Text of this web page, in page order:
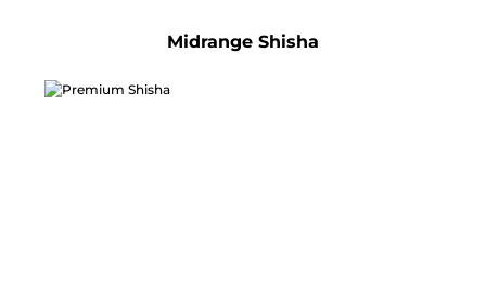
Midrange Shisha